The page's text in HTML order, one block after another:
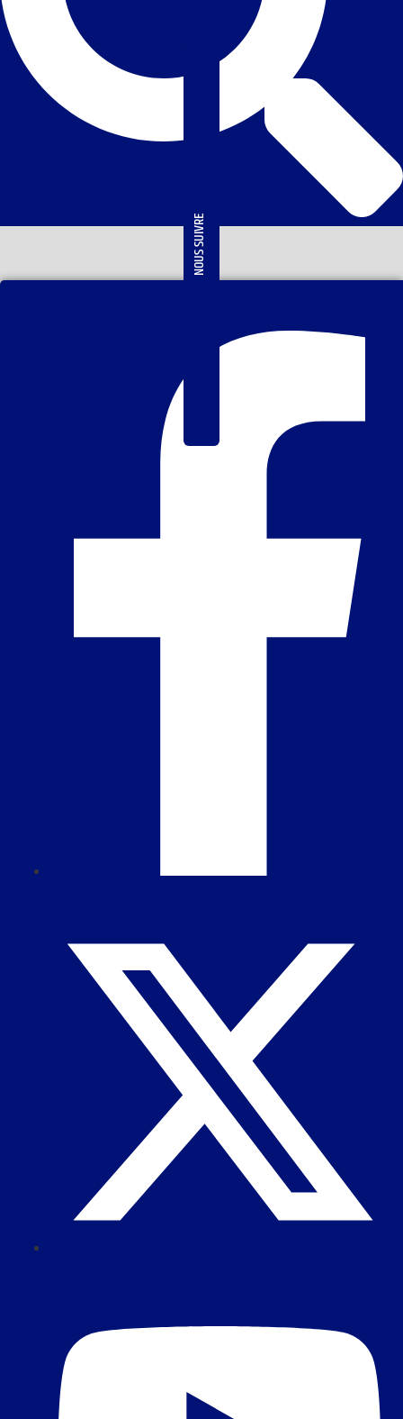
NOUS SUIVRE